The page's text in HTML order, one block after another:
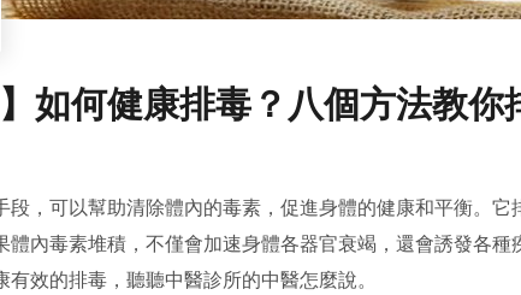
】如何健康排毒？八個方法教
段，可以幫助清除體內的毒素，促進身體的健康和平衡。
體內毒素堆積，不僅會加速身體各器官衰竭，還會誘發各
效的排毒，聽聽中醫診所的中醫怎麼說。